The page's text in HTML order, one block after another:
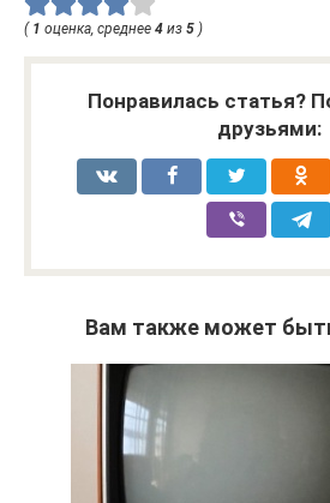
( 1 оценка, среднее 4 из 5 )
Понравилась статья?
друзьями:
Вам также может